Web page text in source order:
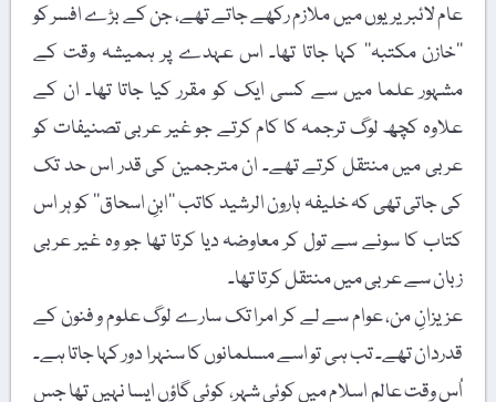
عام لائبریریوں میں ملازم رکھے جاتے تھے، جن کے بڑے افسر کو
’’خازن مکتبہ‘‘ کہا جاتا تھا۔ اس عہدے پر ہمیشہ وقت کے
مشہور علما میں سے کسی ایک کو مقرر کیا جاتا تھا۔ ان کے
علاوہ کچھ لوگ ترجمہ کا کام کرتے جو غیر عربی تصنیفات کو
عربی میں منتقل کرتے تھے۔ ان مترجمین کی قدر اس حد تک
کی جاتی تھی کہ خلیفہ ہارون الرشید کاتب ’’ابنِ اسحاق‘‘ کو ہر اس
کتاب کا سونے سے تول کر معاوضہ دیا کرتا تھا جو وہ غیر عربی
زبان سے عربی میں منتقل کرتا تھا۔
عزیزانِ من، عوام سے لے کر امرا تک سارے لوگ علوم و فنون کے
قدردان تھے۔ تب ہی تو اسے مسلمانوں کا سنہرا دور کہا جاتا ہے۔
اُس وقت عالمِ اسلام میں کوئی شہر، کوئی گاؤں ایسا نہیں تھا جس